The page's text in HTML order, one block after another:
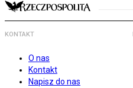
KONTAKT
O nas
Kontakt
Napisz do nas